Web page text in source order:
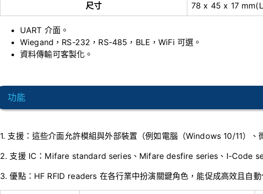
尺寸 78 x 45 x 17
UART 介面。
Wiegand，RS-232，RS-485，BLE，WiFi 可選。
資料傳輸可客製化。
功能
1. 支援：這些介面允許模組與外部裝置（例如電腦（Windows 10/11）
2. 支援 IC：Mifare standard series、Mifare desfire series、I-Code
3. 優點：HF RFID readers 在各行業中扮演關鍵角色，能促成高效且自